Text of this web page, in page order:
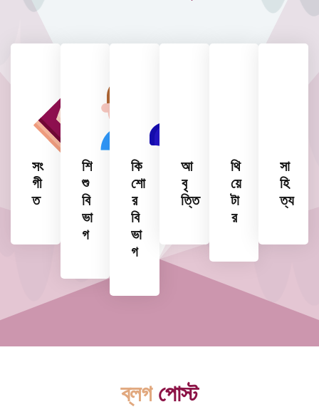
সং
গী
ত
শি
শু
বি
ভা
গ
কি
শো
র
বি
ভা
গ
আ
বৃ
ত্তি
থি
য়ে
টা
র
সা
হি
ত্য
ব্লগ পোস্ট